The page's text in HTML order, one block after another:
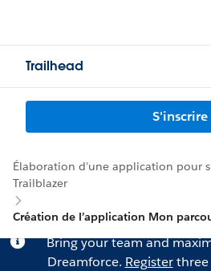
Trailhead
S'inscrire
Élaboration d’une application pour
Trailblazer
Création de l’application Mon
Bring your team and
Dreamforce. Registerthree